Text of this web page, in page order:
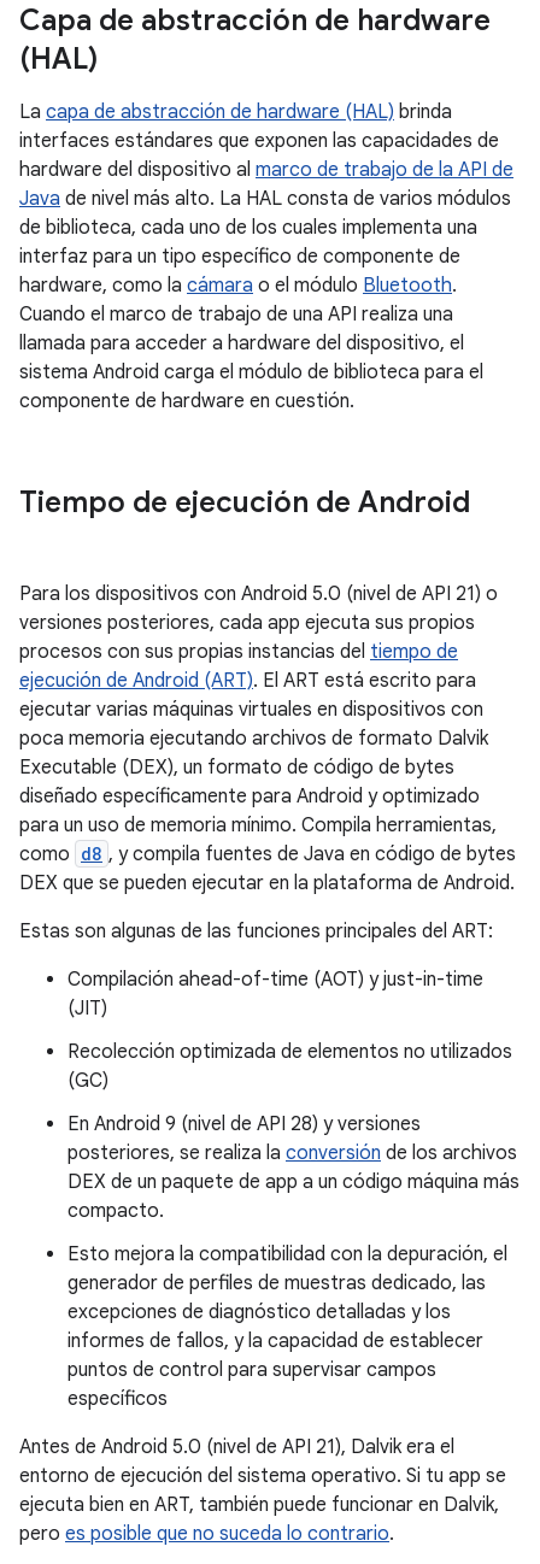
Capa de abstracción de hardware
(HAL)
La capa de abstracción de hardware (HAL) brinda
interfaces estándares que exponen las capacidades de
hardware del dispositivo al marco de trabajo de la API de
Java de nivel más alto. La HAL consta de varios módulos
de biblioteca, cada uno de los cuales implementa una
interfaz para un tipo específico de componente de
hardware, como la cámara o el módulo Bluetooth.
Cuando el marco de trabajo de una API realiza una
llamada para acceder a hardware del dispositivo, el
sistema Android carga el módulo de biblioteca para el
componente de hardware en cuestión.
Tiempo de ejecución de Android
Para los dispositivos con Android 5.0 (nivel de API 21) o
versiones posteriores, cada app ejecuta sus propios
procesos con sus propias instancias del tiempo de
ejecución de Android (ART). El ART está escrito para
ejecutar varias máquinas virtuales en dispositivos con
poca memoria ejecutando archivos de formato Dalvik
Executable (DEX), un formato de código de bytes
diseñado específicamente para Android y optimizado
para un uso de memoria mínimo. Compila herramientas,
como d8 , y compila fuentes de Java en código de bytes
DEX que se pueden ejecutar en la plataforma de Android.
Estas son algunas de las funciones principales del ART:
Compilación ahead-of-time (AOT) y just-in-time
(JIT)
Recolección optimizada de elementos no utilizados
(GC)
En Android 9 (nivel de API 28) y versiones
posteriores, se realiza la conversión de los archivos
DEX de un paquete de app a un código máquina más
compacto.
Esto mejora la compatibilidad con la depuración, el
generador de perfiles de muestras dedicado, las
excepciones de diagnóstico detalladas y los
informes de fallos, y la capacidad de establecer
puntos de control para supervisar campos
específicos
Antes de Android 5.0 (nivel de API 21), Dalvik era el
entorno de ejecución del sistema operativo. Si tu app se
ejecuta bien en ART, también puede funcionar en Dalvik,
pero es posible que no suceda lo contrario.